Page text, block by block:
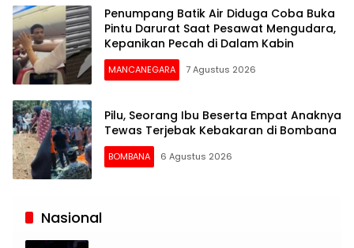
Penumpang Batik Air Diduga Coba Buka
Pintu Darurat Saat Pesawat Mengudara,
Kepanikan Pecah di Dalam Kabin
MANCANEGARA 7 Agustus 2026
Pilu, Seorang Ibu Beserta Empat Anaknya
Tewas Terjebak Kebakaran di Bombana
BOMBANA 6 Agustus 2026
Siaran
Nasional